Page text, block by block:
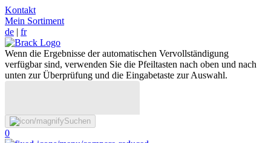
Kontakt
Mein Sortiment
de | fr
Wenn die Ergebnisse der automatischen Vervollständigung
verfügbar sind, verwenden Sie die Pfeiltasten nach oben und nach
unten zur Überprüfung und die Eingabetaste zur Auswahl.
Suchen
0